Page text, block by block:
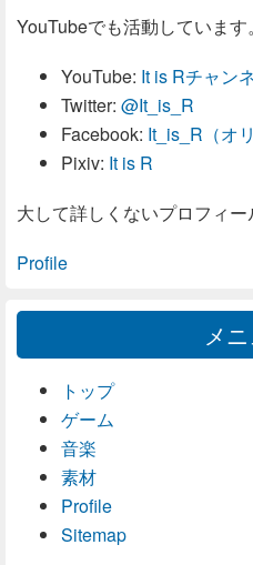
YouTubeでも活動しています。
YouTube: It is Rチャン
Twitter: @It_is_R
Facebook: It_is_R（オ
Pixiv: It is R
大して詳しくないプロフィ
Profile
メ
トップ
ゲーム
音楽
素材
Profile
Sitemap